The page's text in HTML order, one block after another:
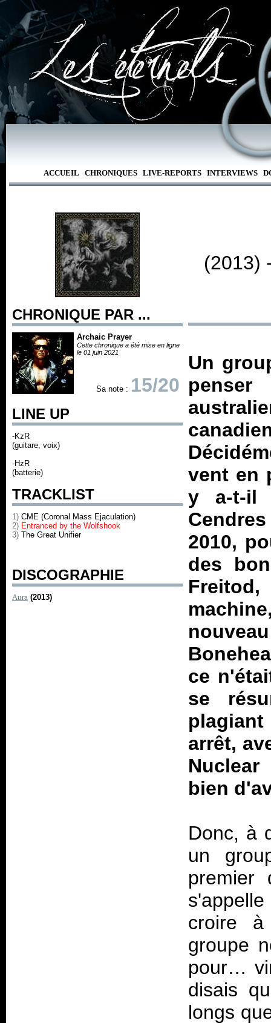
ACCUEIL CHRONIQUES LIVE-REPORTS INTERVIEWS
CHRONIQUE PAR ...
Archaic Prayer
Cette chronique a été mise en ligne
le 01 juin 2021
Sa note : 15/20
LINE UP
-KzR
(guitare, voix)
-HzR
(batterie)
TRACKLIST
1) CME (Coronal Mass Ejaculation)
2) Entranced by the Wolfshook
3) The Great Unifier
DISCOGRAPHIE
Aura (2013)
(2013)
Un
vent en
y a-t-il
2010,
des
Freitod,
ce
se
arrêt,
bien
Donc, à
un
premier
croire
groupe
pour…
disais
longs